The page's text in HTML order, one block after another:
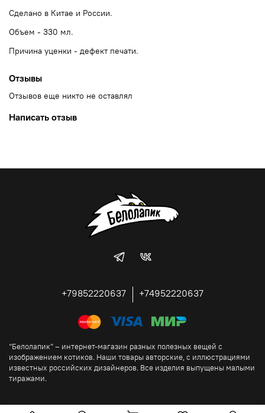
Сделано в Китае и России.
Объем - 330 мл.
Причина уценки - дефект печати.
Отзывы
Отзывов еще никто не оставлял
Написать отзыв
+79852220637 +74952220637
“Белолапик” – интернет-магазин разных полезных вещей с
изображением котиков. Наши товары авторские, с иллюстрациями
известных российских дизайнеров. Все изделия выпущены малыми
тиражами.